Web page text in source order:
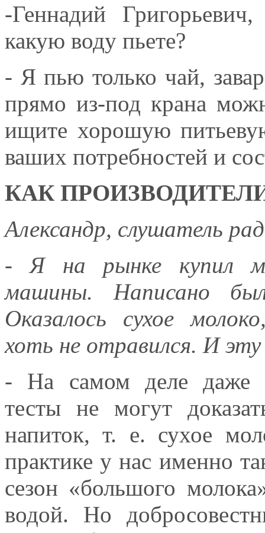
-Геннадий
какую воду пьете?
- Я пью только чай,
прямо из-под крана
ищите хорошую
ваших потребностей и
КАК
Александр, слушатель
- Я на рынке купил
машины. Написано
Оказалось сухое
хоть не отравился. И
- На самом деле даже
тесты не могут
напиток, т. е. сухое
практике у нас именно
сезон «большого
водой. Но